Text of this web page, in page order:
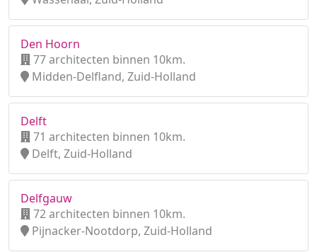
Den Hoorn
77 architecten binnen 10km.
Midden-Delfland, Zuid-Holland
Delft
71 architecten binnen 10km.
Delft, Zuid-Holland
Delfgauw
72 architecten binnen 10km.
Pijnacker-Nootdorp, Zuid-Holland